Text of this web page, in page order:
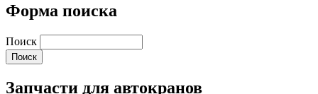
Форма поиска
Поиск
Запчасти для автокранов